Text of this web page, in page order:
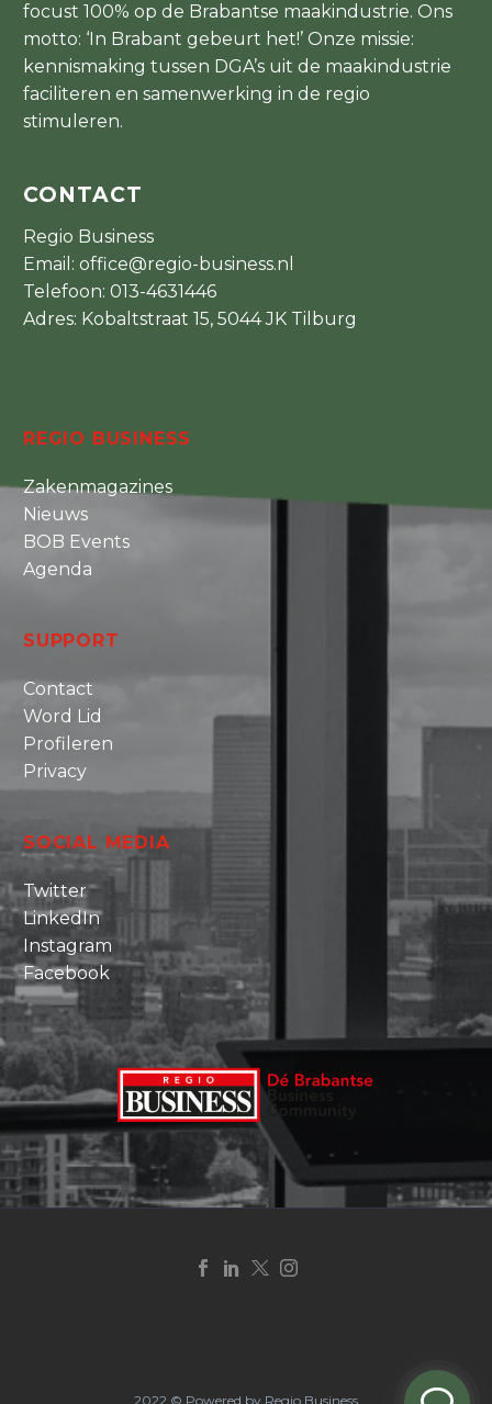
focust 100% op de Brabantse maakindustrie. Ons
motto: ‘In Brabant gebeurt het!’ Onze missie:
kennismaking tussen DGA’s uit de maakindustrie
faciliteren en samenwerking in de regio
stimuleren.
CONTACT
Regio Business
Email: office@regio-business.nl
Telefoon: 013-4631446
Adres: Kobaltstraat 15, 5044 JK Tilburg
REGIO BUSINESS
Zakenmagazines
Nieuws
BOB Events
Agenda
SUPPORT
Contact
Word Lid
Profileren
Privacy
SOCIAL MEDIA
Twitter
LinkedIn
Instagram
Facebook
2022 © Powered by Regio Business